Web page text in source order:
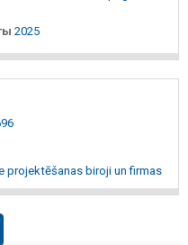
2025
projektēšanas biroji un firmas